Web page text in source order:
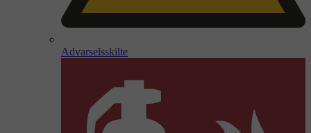
Advarselsskilte